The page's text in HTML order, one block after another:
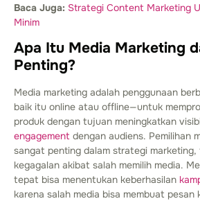
Baca Juga: Strategi Content Marketing
Minim
Apa Itu Media Marketing
Penting?
Media marketing adalah penggunaan
baik itu online atau offline—untuk
produk dengan tujuan meningkatkan
engagement dengan audiens. Pemilihan
sangat penting dalam strategi
kegagalan akibat salah memilih media.
tepat bisa menentukan keberhasilan
karena salah media bisa membuat pesan